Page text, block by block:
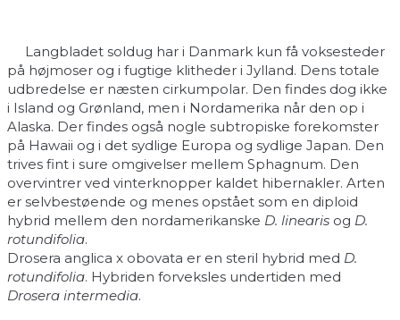
Langbladet soldug har i Danmark kun få voksesteder
på højmoser og i fugtige klitheder i Jylland. Dens totale
udbredelse er næsten cirkumpolar. Den findes dog ikke
i Island og Grønland, men i Nordamerika når den op i
Alaska. Der findes også nogle subtropiske forekomster
på Hawaii og i det sydlige Europa og sydlige Japan. Den
trives fint i sure omgivelser mellem Sphagnum. Den
overvintrer ved vinterknopper kaldet hibernakler. Arten
er selvbestøende og menes opstået som en diploid
hybrid mellem den nordamerikanske D. linearis og D.
rotundifolia.
Drosera anglica x obovata er en steril hybrid med D.
rotundifolia. Hybriden forveksles undertiden med
Drosera intermedia.